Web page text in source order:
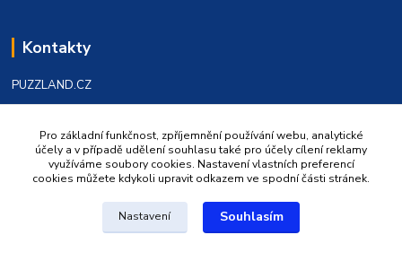
Kontakty
PUZZLAND.CZ
+420 602 219986
puzzland@puzzland.cz
Pro základní funkčnost, zpříjemnění používání webu, analytické
účely a v případě udělení souhlasu také pro účely cílení reklamy
využíváme soubory cookies. Nastavení vlastních preferencí
cookies můžete kdykoli upravit odkazem ve spodní části stránek.
Nastavení Souhlasím